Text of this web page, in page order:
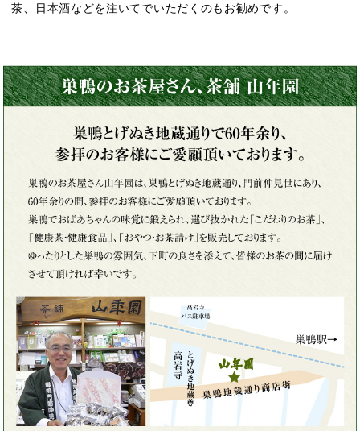
茶、日本酒などを注いてでいただくのもお勧めです。